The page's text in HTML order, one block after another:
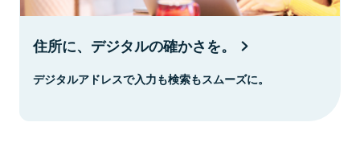
住所に、デジタルの確かさを。
デジタルアドレスで入力も検索もスムーズに。